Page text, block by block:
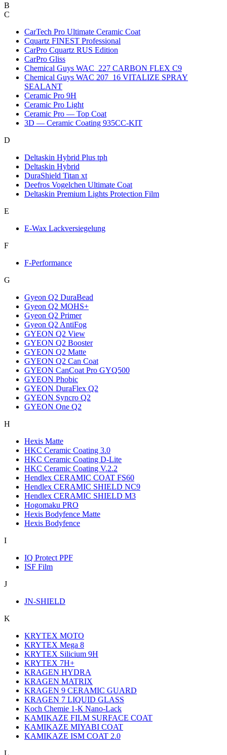
B
C
CarTech Pro Ultimate Ceramic Coat
Cquartz FINEST Professional
CarPro Cquartz RUS Edition
CarPro Gliss
Chemical Guys WAC_227 CARBON FLEX C9
Chemical Guys WAC 207_16 VITALIZE SPRAY
SEALANT
Ceramic Pro 9H
Ceramic Pro Light
Ceramic Pro — Top Coat
3D — Ceramic Coating 935CC-KIT
D
Deltaskin Hybrid Plus tph
Deltaskin Hybrid
DuraShield Titan xt
Deefros Vogelchen Ultimate Coat
Deltaskin Premium Lights Protection Film
E
E-Wax Lackversiegelung
F
F-Performance
G
Gyeon Q2 DuraBead
Gyeon Q2 MOHS+
Gyeon Q2 Primer
Gyeon Q2 AntiFog
GYEON Q2 View
GYEON Q2 Booster
GYEON Q2 Matte
GYEON Q2 Can Coat
GYEON CanCoat Pro GYQ500
GYEON Phobic
GYEON DuraFlex Q2
GYEON Syncro Q2
GYEON One Q2
H
Hexis Matte
HKC Ceramic Coating 3.0
HKC Ceramic Coating D-Lite
HKC Ceramic Coating V.2.2
Hendlex CERAMIC COAT FS60
Hendlex CERAMIC SHIELD NC9
Hendlex CERAMIC SHIELD М3
Hogomaku PRO
Hexis Bodyfence Matte
Hexis Bodyfence
I
IQ Protect PPF
ISF Film
J
JN-SHIELD
K
KRYTEX MOTO
KRYTEX Mega 8
KRYTEX Silicium 9H
KRYTEX 7H+
KRAGEN HYDRA
KRAGEN MATRIX
KRAGEN 9 CERAMIC GUARD
KRAGEN 7 LIQUID GLASS
Koch Chemie 1-К Nano-Lack
KAMIKAZE FILM SURFACE COAT
KAMIKAZE MIYABI COAT
KAMIKAZE ISM COAT 2.0
L